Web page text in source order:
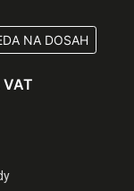
NA DOSAH
VAT